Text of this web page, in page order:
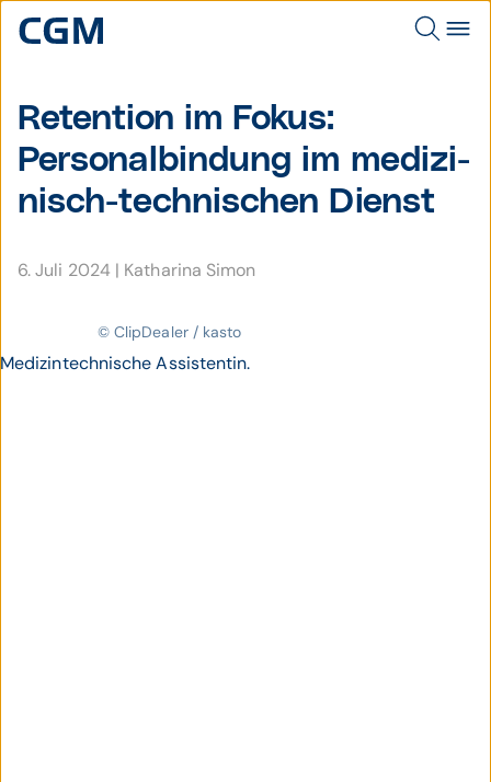
Retention im Fokus:
Personal­bindung im medi­zi­
nisch-tech­nischen Dienst
6. Juli 2024 | Katharina Simon
© ClipDealer / kasto
Medizintechnische Assistentin.